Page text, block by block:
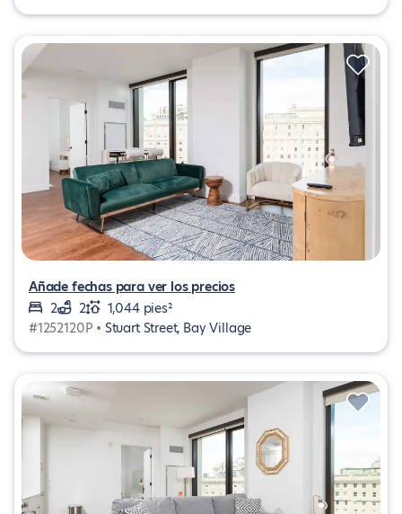
Añade fechas para ver los precios
2
2
1,044 pies²
#1252120P • Stuart Street, Bay Village